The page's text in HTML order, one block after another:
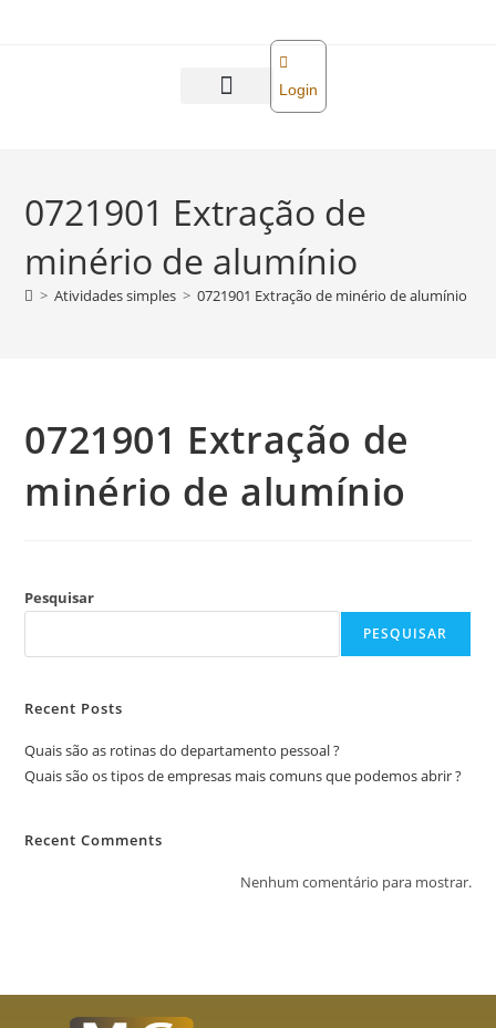
Login
0721901 Extração de
minério de alumínio
> Atividades simples > 0721901 Extração de minério de alumínio
0721901 Extração de
minério de alumínio
Pesquisar
PESQUISAR
Recent Posts
Quais são as rotinas do departamento pessoal ?
Quais são os tipos de empresas mais comuns que podemos abrir ?
Recent Comments
Nenhum comentário para mostrar.